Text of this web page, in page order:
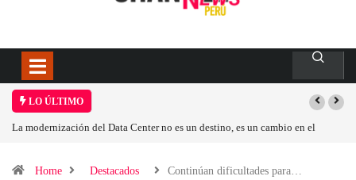
LO ÚLTIMO
cambio en el Los ingresos por semiconductores aumentarán más de un
Home Destacados Continúan dificultades para…